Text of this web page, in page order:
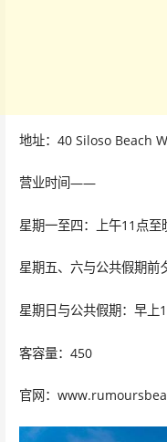
地址：40 Siloso Beach
营业时间——
星期一至四：上午11点至
星期五、六与公共假期前
星期日与公共假期：早上
客容量：450
官网：